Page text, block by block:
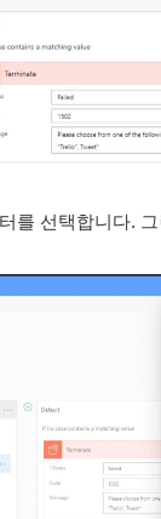
를 선택합니다.